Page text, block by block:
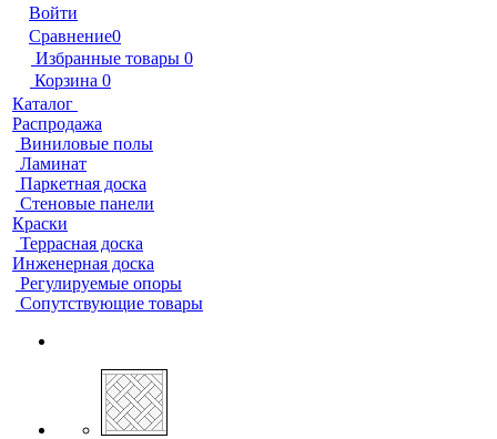
Войти
Сравнение0
Избранные товары 0
Корзина 0
Каталог
Распродажа
Виниловые полы
Ламинат
Паркетная доска
Стеновые панели
Краски
Террасная доска
Инженерная доска
Регулируемые опоры
Сопутствующие товары